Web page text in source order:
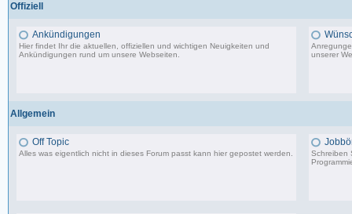
Offiziell
Ankündigungen
Hier findet Ihr die aktuellen, offiziellen und wichtigen Neuigkeiten und
Ankündigungen rund um unsere Webseiten.
unserer
Allgemein
Off Topic
Alles was eigentlich nicht in dieses Forum passt kann hier gepostet werden.
Schreiben